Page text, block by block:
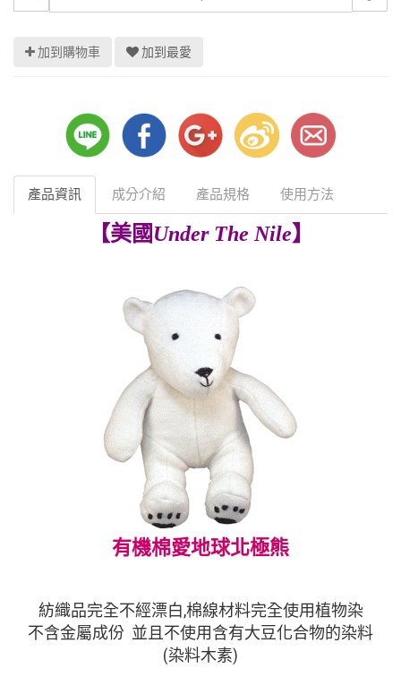
加到購物車 加到最愛
產品資訊 成分介紹 產品規格 使用方法
【美國Under The Nile】
有機棉愛地球北極熊
紡織品完全不經漂白,棉線材料完全使用植物染
不含金屬成份 並且不使用含有大豆化合物的染料
(染料木素)